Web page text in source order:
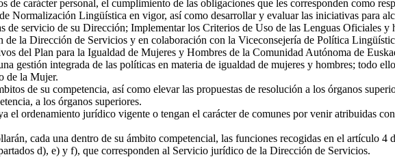
de carácter personal, el cumplimiento de las obligaciones que les corresponden como
Normalización Lingüística en vigor, así como desarrollar y evaluar las iniciativas para
de servicio de su Dirección; Implementar los Criterios de Uso de las Lenguas Oficiales y
la Dirección de Servicios y en colaboración con la Viceconsejería de Política
del Plan para la Igualdad de Mujeres y Hombres de la Comunidad Autónoma de
gestión integrada de las políticas en materia de igualdad de mujeres y hombres; todo
de la Mujer.
de su competencia, así como elevar las propuestas de resolución a los órganos
a los órganos superiores.
el ordenamiento jurídico vigente o tengan el carácter de comunes por venir atribuidas
cada una dentro de su ámbito competencial, las funciones recogidas en el artículo
d), e) y f), que corresponden al Servicio jurídico de la Dirección de Servicios.